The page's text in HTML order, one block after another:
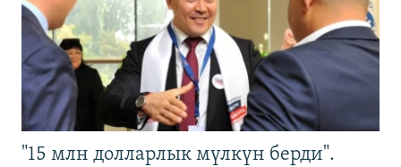
"15 млн долларлык мүлкүн берди".